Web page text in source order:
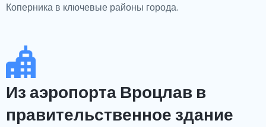
Коперника в ключевые районы города.
Из аэропорта Вроцлав в
правительственное здание